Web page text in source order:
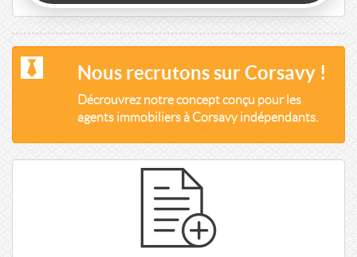
Nous recrutons sur Corsavy !
Décrouvrez notre concept conçu pour les
agents immobiliers à Corsavy indépendants.